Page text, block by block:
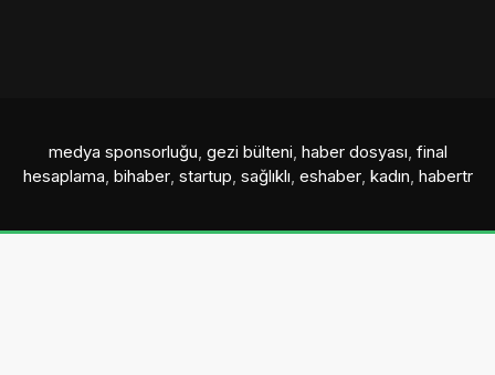
medya sponsorluğu, gezi bülteni, haber dosyası, final
hesaplama, bihaber, startup, sağlıklı, eshaber, kadın, habertr